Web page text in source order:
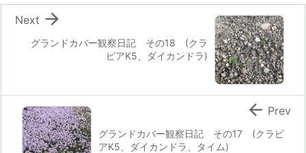
グランドカバー観察日記 その18 (クラ
ピアK5、ダイカンドラ)

Next
グランドカバー観察日記 その17 (クラピ
アK5、ダイカンドラ、タイム)
 Prev